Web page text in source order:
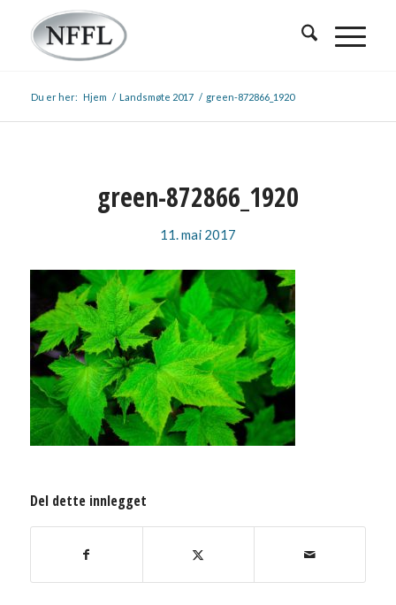
Du er her: Hjem / Landsmøte 2017 / green-872866_1920
green-872866_1920
11. mai 2017
Del dette innlegget